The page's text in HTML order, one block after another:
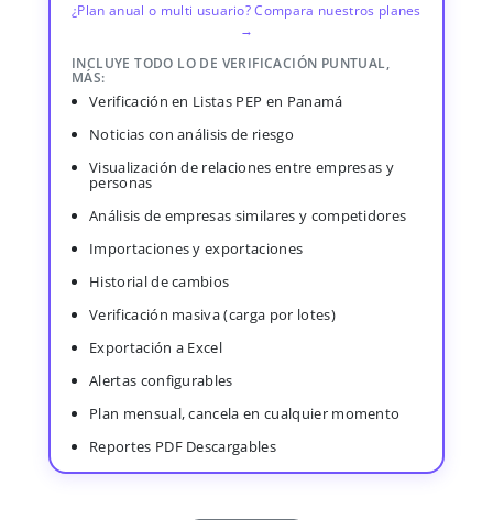
¿Plan anual o multi usuario? Compara nuestros planes
→
INCLUYE TODO LO DE VERIFICACIÓN PUNTUAL,
MÁS:
Verificación en Listas PEP en Panamá
Noticias con análisis de riesgo
Visualización de relaciones entre empresas y
personas
Análisis de empresas similares y competidores
Importaciones y exportaciones
Historial de cambios
Verificación masiva (carga por lotes)
Exportación a Excel
Alertas configurables
Plan mensual, cancela en cualquier momento
Reportes PDF Descargables